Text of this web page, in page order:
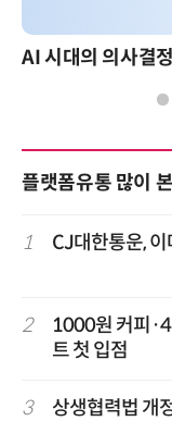
플랫폼유통 많이
1 CJ대한통운,
2
1000원 커피
트 첫 입점
3 상생협력법 개